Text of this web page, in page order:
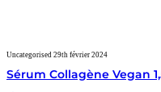
Uncategorised 29th février 2024
Sérum Collagène Vegan